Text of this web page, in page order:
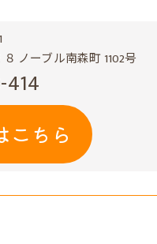
ノーブル南森町 1102号
414
こちら